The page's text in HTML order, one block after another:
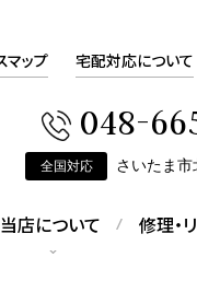
マップ 宅配対応について
048-
全国対応 さいたま
修理・
当店について